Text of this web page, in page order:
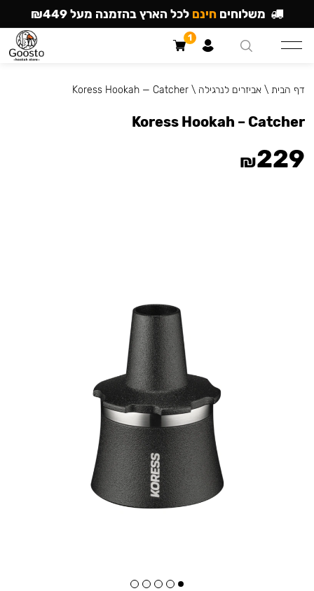
דף הבית \אביזרים לנרגילה \
Koress Hookah — Catcher
Koress Hookah – Catcher
₪229
משלוחים חינם לכל הארץ בהזמנה מעל ₪449
1